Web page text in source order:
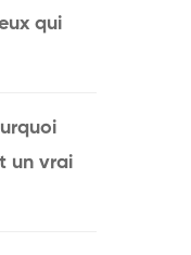
qui
un vrai